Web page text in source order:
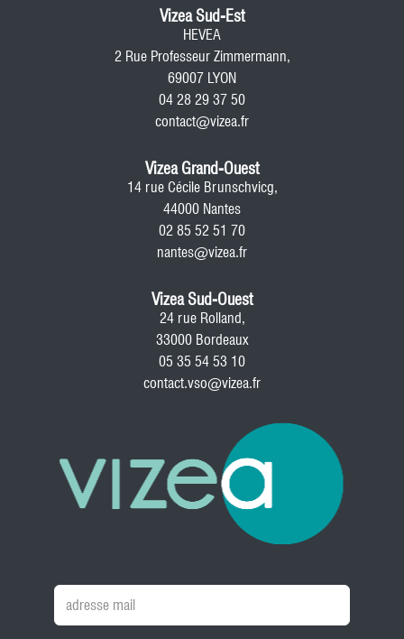
Vizea Sud-Est
HEVEA
2 Rue Professeur Zimmermann,
69007 LYON
04 28 29 37 50
contact@vizea.fr
Vizea Grand-Ouest
14 rue Cécile Brunschvicg,
44000 Nantes
02 85 52 51 70
nantes@vizea.fr
Vizea Sud-Ouest
24 rue Rolland,
33000 Bordeaux
05 35 54 53 10
contact.vso@vizea.fr